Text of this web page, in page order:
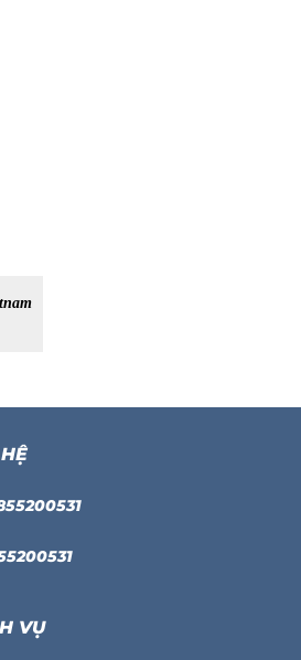
VỤ